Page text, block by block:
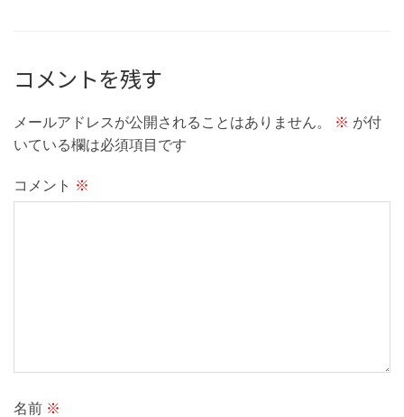
コメントを残す
メールアドレスが公開されることはありません。 ※ が付
いている欄は必須項目です
コメント ※
名前 ※